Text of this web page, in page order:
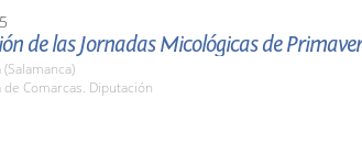
de las Jornadas Micológicas de
de Comarcas. Diputación